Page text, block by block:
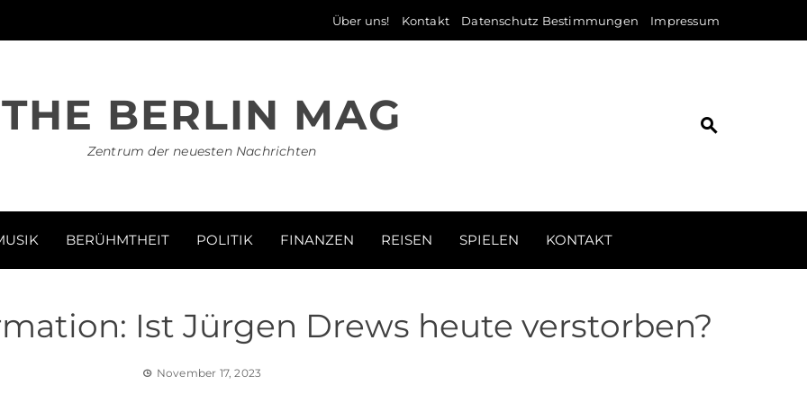
Über uns! Kontakt Datenschutz Bestimmungen Impressum
THE BERLIN MAG
Zentrum der neuesten Nachrichten
BERÜHMTHEIT POLITIK FINANZEN REISEN SPIELEN KONTAKT
Ist Jürgen Drews heute verstorben?
November 17, 2023